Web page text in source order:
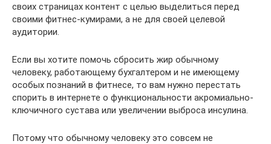
своих страницах контент с целью выделиться перед
своими фитнес-кумирами, а не для своей целевой
аудитории.
Если вы хотите помочь сбросить жир обычному
человеку, работающему бухгалтером и не имеющему
особых познаний в фитнесе, то вам нужно перестать
спорить в интернете о функциональности акромиально-
ключичного сустава или увеличении выброса инсулина.
Потому что обычному человеку это совсем не